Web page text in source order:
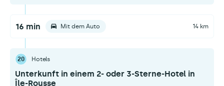
16 min Mit dem Auto 14 km
20 Hotels
Unterkunft in einem 2- oder 3-Sterne-Hotel in
Île-Rousse